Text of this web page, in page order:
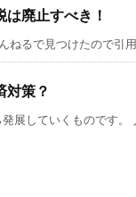
廃止すべき！
ねるで見つけたので引
対策？
展していくものです